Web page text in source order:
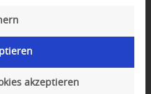
akzeptieren